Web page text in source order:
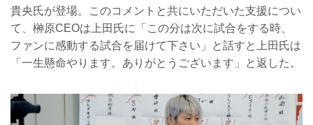
貴央氏が登場。このコメントと共にいただいた支援につい
て、榊原CEOは上田氏に「この分は次に試合をする時、
ファンに感動する試合を届けて下さい」と話すと上田氏は
「一生懸命やります。ありがとうございます」と返した。